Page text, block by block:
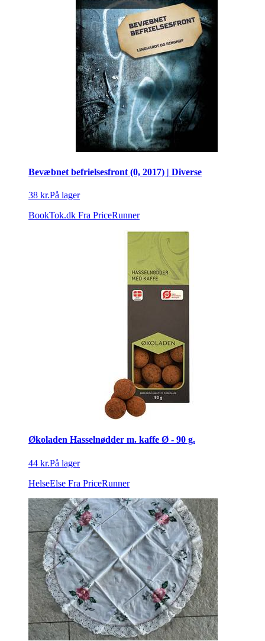
Bevæbnet befrielsesfront (0, 2017) | Diverse
38 kr.På lager
BookTok.dk Fra PriceRunner
Økoladen Hasselnødder m. kaffe Ø - 90 g.
44 kr.På lager
HelseElse Fra PriceRunner